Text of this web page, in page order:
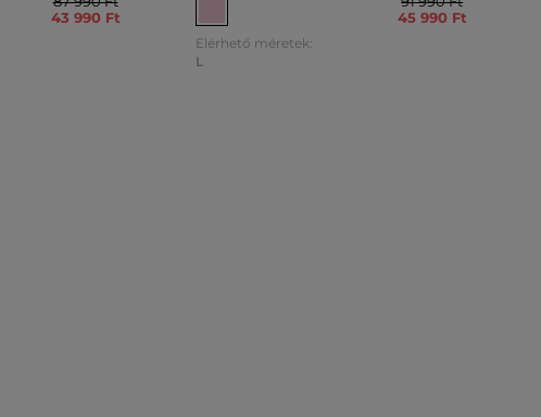
43 990 Ft
45 990 Ft
Elérhető méretek:
L